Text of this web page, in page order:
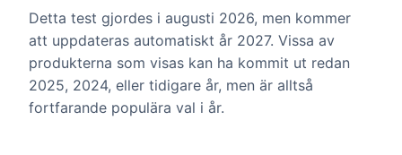
Detta test gjordes i augusti 2026, men kommer
att uppdateras automatiskt år 2027. Vissa av
produkterna som visas kan ha kommit ut redan
2025, 2024, eller tidigare år, men är alltså
fortfarande populära val i år.